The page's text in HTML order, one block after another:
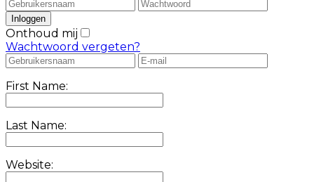
Onthoud mij
Wachtwoord vergeten?
First Name:
Last Name:
Website: